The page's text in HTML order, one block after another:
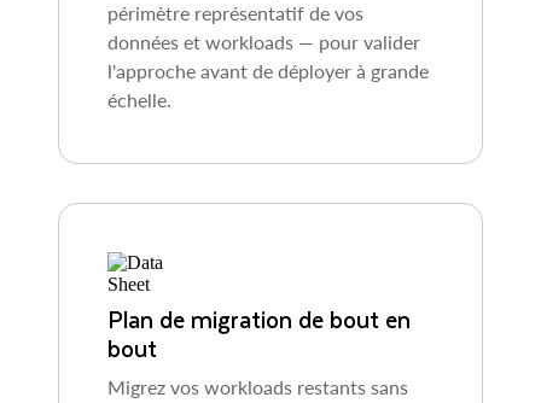
périmètre représentatif de vos
données et workloads — pour valider
l'approche avant de déployer à grande
échelle.
Plan de migration de bout en
bout
Migrez vos workloads restants sans